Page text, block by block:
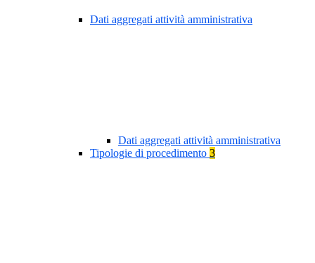
Dati aggregati attività amministrativa
Dati aggregati attività amministrativa
Tipologie di procedimento 3